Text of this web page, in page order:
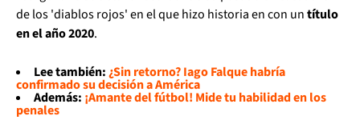
de los 'diablos rojos' en el que hizo historia en con untítulo
en el año 2020.
Lee también:¿Sin retorno? Iago Falque habría
confirmado su decisión a América
Además: ¡Amante del fútbol! Mide tu habilidad en los
penales